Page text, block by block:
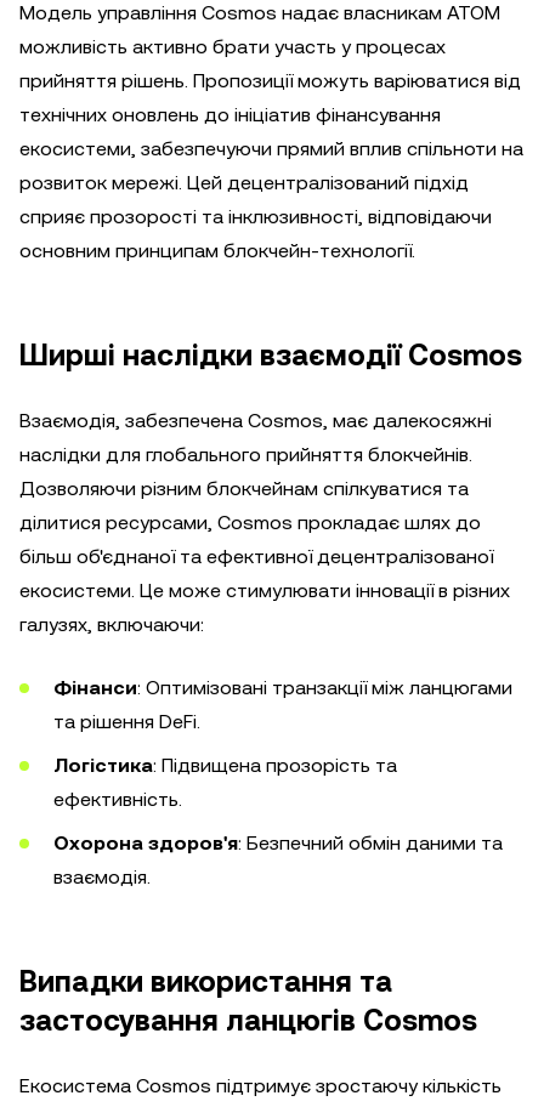
Модель управління Cosmos надає власникам ATOM
можливість активно брати участь у процесах
прийняття рішень. Пропозиції можуть варіюватися від
технічних оновлень до ініціатив фінансування
екосистеми, забезпечуючи прямий вплив спільноти на
розвиток мережі. Цей децентралізований підхід
сприяє прозорості та інклюзивності, відповідаючи
основним принципам блокчейн-технології.
Ширші наслідки взаємодії Cosmos
Взаємодія, забезпечена Cosmos, має далекосяжні
наслідки для глобального прийняття блокчейнів.
Дозволяючи різним блокчейнам спілкуватися та
ділитися ресурсами, Cosmos прокладає шлях до
більш об'єднаної та ефективної децентралізованої
екосистеми. Це може стимулювати інновації в різних
галузях, включаючи:
Фінанси: Оптимізовані транзакції між ланцюгами
та рішення DeFi.
Логістика: Підвищена прозорість та
ефективність.
Охорона здоров'я: Безпечний обмін даними та
взаємодія.
Випадки використання та
застосування ланцюгів Cosmos
Екосистема Cosmos підтримує зростаючу кількість